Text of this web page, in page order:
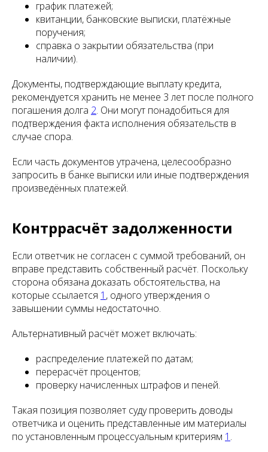
график платежей;
квитанции, банковские выписки, платёжные
поручения;
справка о закрытии обязательства (при
наличии).
Документы, подтверждающие выплату кредита,
рекомендуется хранить не менее 3 лет после полного
погашения долга 2. Они могут понадобиться для
подтверждения факта исполнения обязательств в
случае спора.
Если часть документов утрачена, целесообразно
запросить в банке выписки или иные подтверждения
произведённых платежей.
Контррасчёт задолженности
Если ответчик не согласен с суммой требований, он
вправе представить собственный расчёт. Поскольку
сторона обязана доказать обстоятельства, на
которые ссылается 1 , одного утверждения о
завышении суммы недостаточно.
Альтернативный расчёт может включать:
распределение платежей по датам;
перерасчёт процентов;
проверку начисленных штрафов и пеней.
Такая позиция позволяет суду проверить доводы
ответчика и оценить представленные им материалы
по установленным процессуальным критериям 1 .